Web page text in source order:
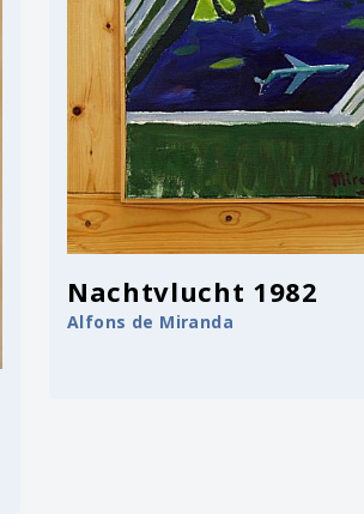
Nachtvlucht 1982
Alfons de Miranda